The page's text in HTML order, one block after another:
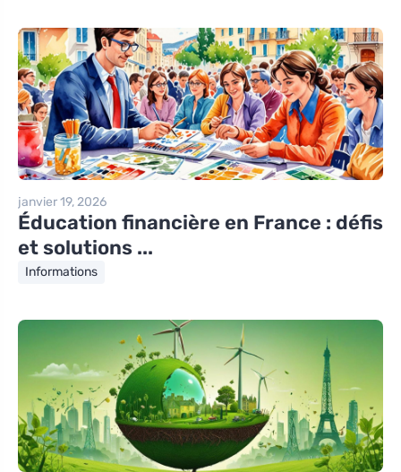
janvier 19, 2026
Éducation financière en France : défis
et solutions ...
Informations